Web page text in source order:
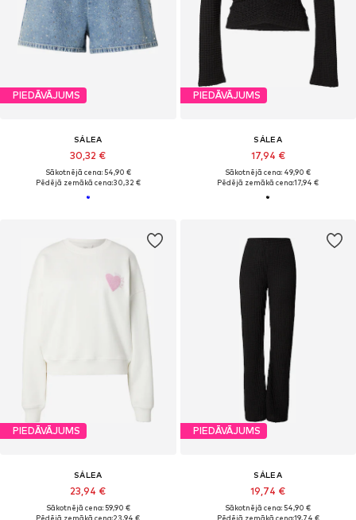
PIEDĀVĀJUMS
SÁLEA
30,32 €
Sākotnējā cena: 54,90 €
Pēdējā zemākā cena:30,32 €
PIEDĀVĀJUMS
SÁLEA
17,94 €
Sākotnējā cena: 49,90 €
Pēdējā zemākā cena:17,94 €
PIEDĀVĀJUMS
SÁLEA
23,94 €
Sākotnējā cena: 59,90 €
Pēdējā zemākā cena:23,94 €
PIEDĀVĀJUMS
SÁLEA
19,74 €
Sākotnējā cena: 54,90 €
Pēdējā zemākā cena:19,74 €